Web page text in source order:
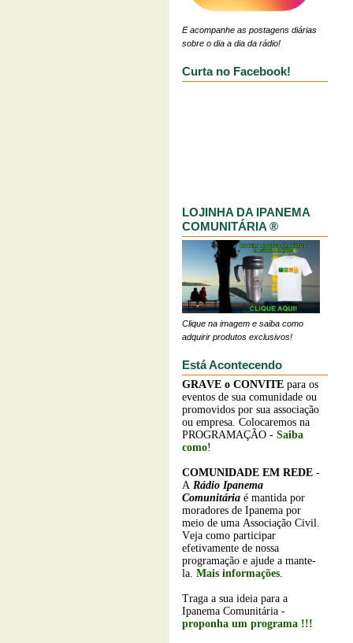
E acompanhe as postagens diárias
sobre o dia a dia da rádio!
Curta no Facebook!
LOJINHA DA IPANEMA
COMUNITÁRIA ®
Clique na imagem e saiba como
adquirir produtos exclusivos!
Está Acontecendo
GRAVE o CONVITE para os
eventos de sua comunidade ou
promovidos por sua associação
ou empresa. Colocaremos na
PROGRAMAÇÃO - Saiba
como!
COMUNIDADE EM REDE -
A Rádio Ipanema
Comunitária é mantida por
moradores de Ipanema por
meio de uma Associação Civil.
Veja como participar
efetivamente de nossa
programação e ajude a mante-
la. Mais informações.
Traga a sua ideia para a
Ipanema Comunitária -
proponha um programa !!!